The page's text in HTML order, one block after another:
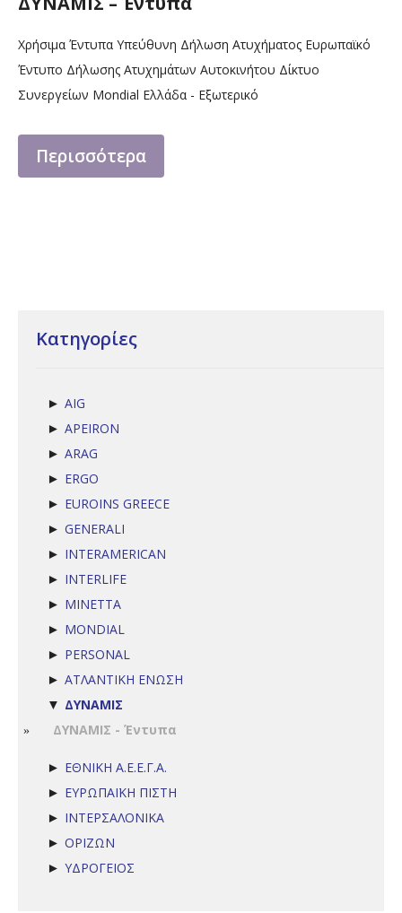
Χρήσιμα Έντυπα Υπεύθυνη Δήλωση Ατυχήματος Ευρωπαϊκό
Έντυπο Δήλωσης Ατυχημάτων Αυτοκινήτου Δίκτυο
Συνεργείων Mondial Ελλάδα - Εξωτερικό
Περισσότερα
Κατηγορίες
► AIG
► APEIRON
► ARAG
► ERGO
► EUROINS GREECE
► GENERALI
► INTERAMERICAN
► INTERLIFE
► MINETTA
► MONDIAL
► PERSONAL
► ΑΤΛΑΝΤΙΚΗ ΕΝΩΣΗ
▼ ΔΥΝΑΜΙΣ
ΔΥΝΑΜΙΣ - Έντυπα
► ΕΘΝΙΚΗ Α.Ε.Ε.Γ.Α.
► ΕΥΡΩΠΑΪΚΗ ΠΙΣΤΗ
► ΙΝΤΕΡΣΑΛΟΝΙΚΑ
► ΟΡΙΖΩΝ
► ΥΔΡΟΓΕΙΟΣ